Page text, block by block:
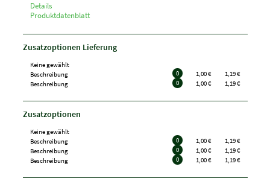
Details
Produktdatenblatt
Zusatzoptionen Lieferung
Keine gewählt
Beschreibung
0 1,00 €
1,19 €
Beschreibung
0 1,00 € 1,19 €
Zusatzoptionen
Keine gewählt
Beschreibung
0 1,00 €
1,19 €
Beschreibung
0 1,00 €
1,19 €
Beschreibung
0 1,00 € 1,19 €